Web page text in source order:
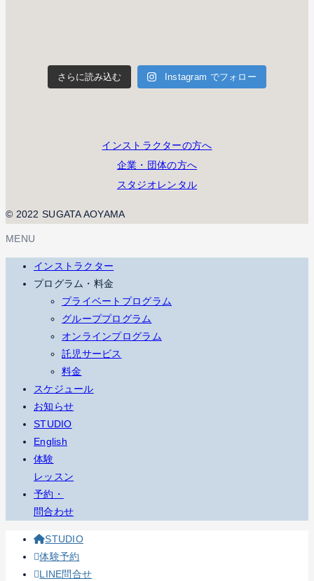
さらに読み込む Instagram でフォロー
インストラクターの方へ
企業・団体の方へ
スタジオレンタル
© 2022 SUGATA AOYAMA
MENU
インストラクター
プログラム・料金
プライベートプログラム
グループプログラム
オンラインプログラム
託児サービス
料金
スケジュール
お知らせ
STUDIO
English
体験
レッスン
予約・
問合わせ
STUDIO
体験予約
LINE問合せ